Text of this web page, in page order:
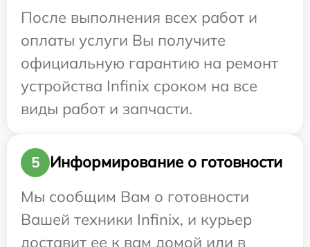
После выполнения всех работ и
оплаты услуги Вы получите
официальную гарантию на ремонт
устройства Infinix сроком на все
виды работ и запчасти.
5
Информирование о готовности
Мы сообщим Вам о готовности
Вашей техники Infinix, и курьер
доставит ее к вам домой или в